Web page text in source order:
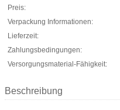
Preis:
Verpackung Informationen:
Lieferzeit:
Zahlungsbedingungen:
Versorgungsmaterial-Fähigkeit:
Beschreibung